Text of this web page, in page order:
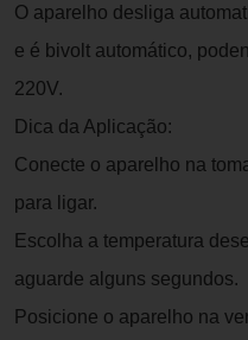
O aparelho desliga
e é bivolt automático,
220V.
Dica da Aplicação:
Conecte o aparelho na
para ligar.
Escolha a temperatura
aguarde alguns segundos.
Posicione o aparelho na